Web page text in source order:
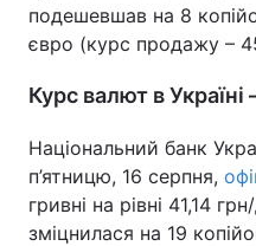
подешевшав на 8
євро (курс продажу –
Курс валют в Україні
Національний банк
п’ятницю, 16 серпня,
гривні на рівні 41,14
зміцнилася на 19